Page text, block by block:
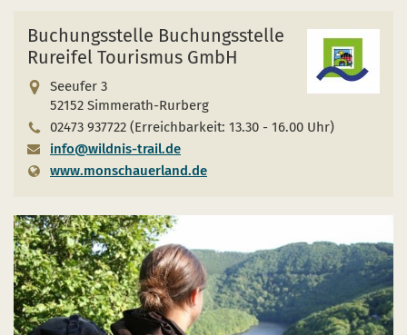
Buchungsstelle Buchungsstelle
Rureifel Tourismus GmbH
Seeufer 3
52152 Simmerath-Rurberg
02473 937722 (Erreichbarkeit: 13.30 - 16.00 Uhr)
info@wildnis-trail.de
www.monschauerland.de